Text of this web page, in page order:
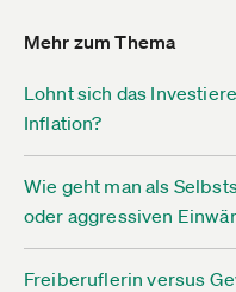
Mehr zum Thema
Lohnt sich das
Inflation?
Wie geht man als
oder aggressiven
Freiberuflerin versus